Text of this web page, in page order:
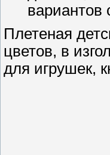
вариантов
Плетеная
цветов, в
для игрушек,